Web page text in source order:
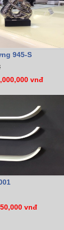
945-S
vnđ
vnđ